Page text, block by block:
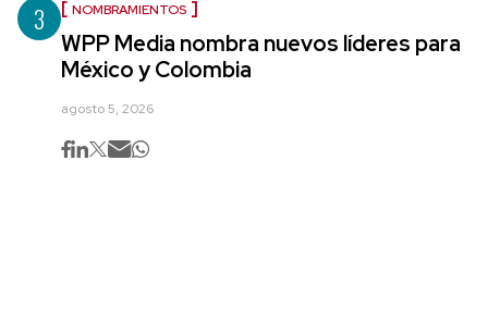
3 NOMBRAMIENTOS
WPP Media nombra nuevos líderes para
México y Colombia
agosto 5, 2026